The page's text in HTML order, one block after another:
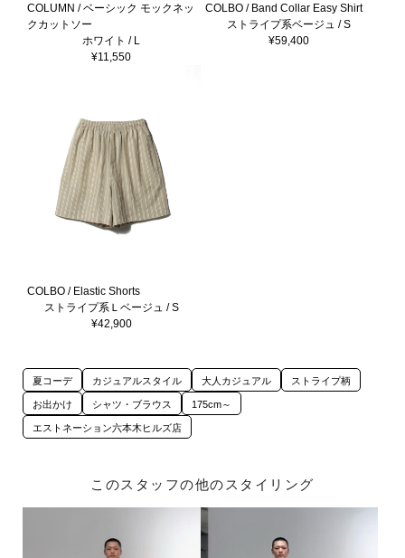
COLUMN / ベーシック モックネッ
クカットソー
ホワイト / L
¥11,550
COLBO / Band Collar Easy Shirt
ストライプ系ベージュ / S
¥59,400
COLBO / Elastic Shorts
ストライプ系Ｌベージュ / S
¥42,900
夏コーデ カジュアルスタイル 大人カジュアル ストライプ柄
お出かけ シャツ・ブラウス 175cm～
エストネーション六本木ヒルズ店
このスタッフの他のスタイリング